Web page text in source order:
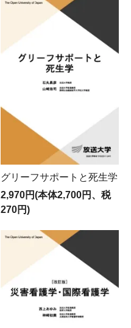
グリーフサポートと死生学
2,970円(本体2,700円、税
270円)